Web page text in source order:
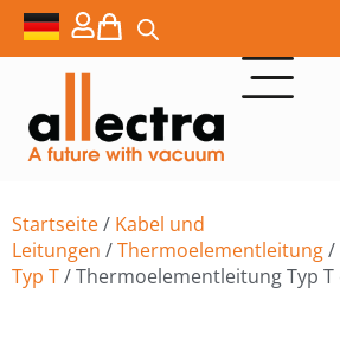
Startseite/ Kabel und
Leitungen /Thermoelementleitung/
Typ T/ Thermoelementleitung Typ